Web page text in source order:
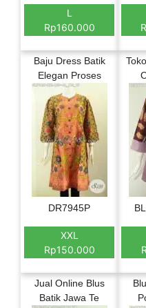
L
Rp160.000
Baju Dress Batik
Elegan Proses
DR7945P
XXL
Rp150.000
Jual Online Blus
Batik Jawa Te